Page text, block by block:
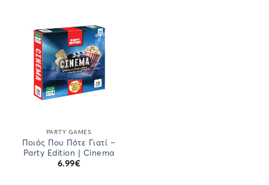
PARTY GAMES
Ποιός Που Πότε Γιατί –
Party Edition | Cinema
6.99€